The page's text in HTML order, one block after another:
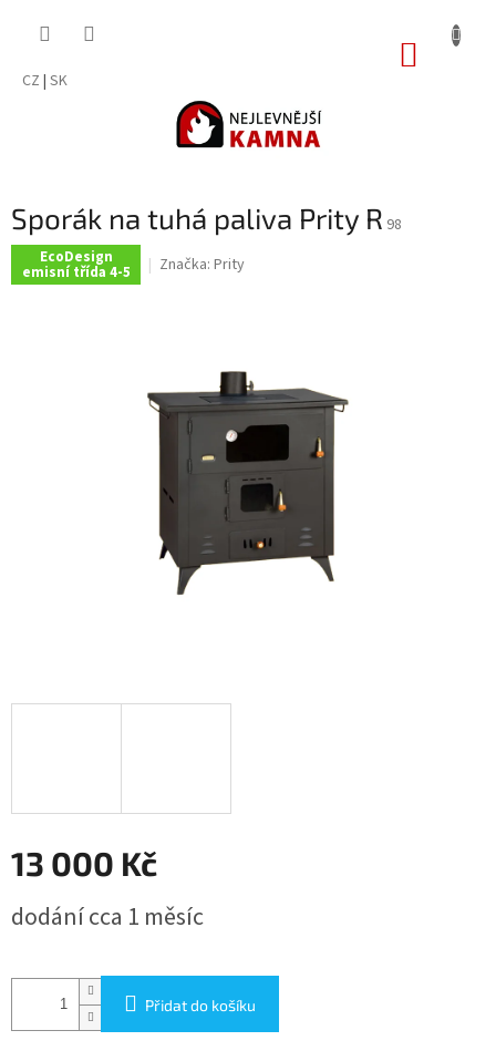
CZ | SK
Sporák na tuhá paliva Prity R 98
EcoDesign
emisní třída 4-5 Značka: Prity
13 000 Kč
cena:
dodání cca 1 měsíc
Přidat do košíku